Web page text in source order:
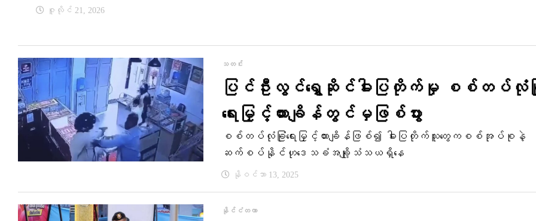
ဇူလိုင် 21, 2026
သတင်း
ပြင်ဦးလွင်​ရွှေဆိုင်ဓါးပြတိုက်မှု စစ်တပ်လုံ
ရေးမြှင့်ထားချိန်တွင်မှဖြစ်ပွား
စစ်တပ်လုံခြုံ​ရေးမြှင့်ထားချိန်ဖြစ်၍ ဓါးပြတိုက်သူ​တွေကစစ်အုပ်စုနဲ့
ဆက်စပ်နိုင်ဟု​ဒေသခံအချို့သံသယရှိ​နေ
နိုဝင်ဘာ 13, 2025
နိုင်ငံတကာ